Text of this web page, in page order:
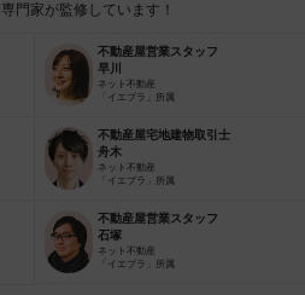
門家が監修しています！
不動産屋営業スタッフ
早川
ネット不動産
「イエプラ」所属
不動産屋宅地建物取引士
舟木
ネット不動産
「イエプラ」所属
不動産屋営業スタッフ
石塚
ネット不動産
「イエプラ」所属